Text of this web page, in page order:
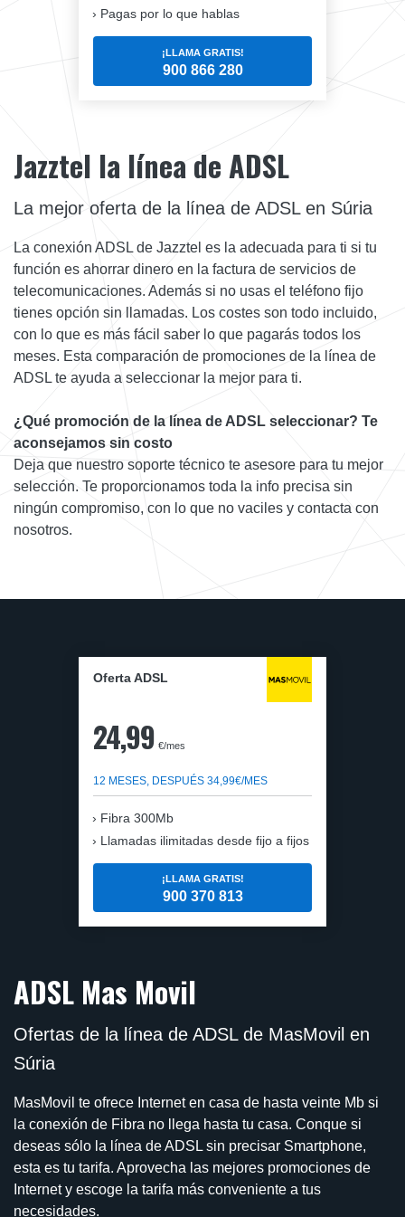
Pagas por lo que hablas
¡LLAMA GRATIS!
900 866 280
Jazztel la línea de ADSL
La mejor oferta de la línea de ADSL en Súria
La conexión ADSL de Jazztel es la adecuada para ti si tu
función es ahorrar dinero en la factura de servicios de
telecomunicaciones. Además si no usas el teléfono fijo
tienes opción sin llamadas. Los costes son todo incluido,
con lo que es más fácil saber lo que pagarás todos los
meses. Esta comparación de promociones de la línea de
ADSL te ayuda a seleccionar la mejor para ti.
¿Qué promoción de la línea de ADSL seleccionar? Te
aconsejamos sin costo
Deja que nuestro soporte técnico te asesore para tu mejor
selección. Te proporcionamos toda la info precisa sin
ningún compromiso, con lo que no vaciles y contacta con
nosotros.
Oferta ADSL
24,99 €/mes
12 MESES, DESPUÉS 34,99€/MES
Fibra 300Mb
Llamadas ilimitadas desde fijo a fijos
¡LLAMA GRATIS!
900 370 813
ADSL Mas Movil
Ofertas de la línea de ADSL de MasMovil en
Súria
MasMovil te ofrece Internet en casa de hasta veinte Mb si
la conexión de Fibra no llega hasta tu casa. Conque si
deseas sólo la línea de ADSL sin precisar Smartphone,
esta es tu tarifa. Aprovecha las mejores promociones de
Internet y escoge la tarifa más conveniente a tus
necesidades.